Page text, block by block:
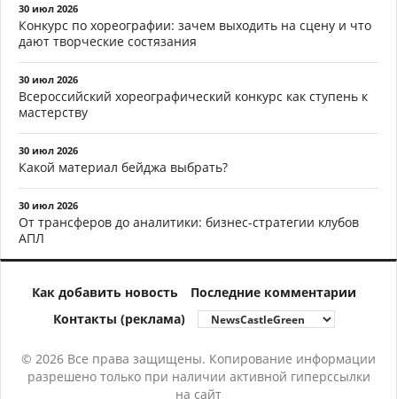
30 июл 2026
Конкурс по хореографии: зачем выходить на сцену и что
дают творческие состязания
30 июл 2026
Всероссийский хореографический конкурс как ступень к
мастерству
30 июл 2026
Какой материал бейджа выбрать?
30 июл 2026
От трансферов до аналитики: бизнес-стратегии клубов
АПЛ
Как добавить новость
Последние комментарии
Контакты (реклама)
© 2026 Все права защищены. Копирование информации
разрешено только при наличии активной гиперссылки
на сайт